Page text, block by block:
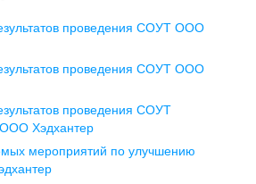
10,
проведения СОУТ ООО
проведения СОУТ ООО
проведения СОУТ
Хэдхантер
мероприятий по улучшению